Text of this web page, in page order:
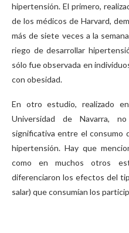
hipertensión. El primero,
de los médicos de Harvard,
más de siete veces a la
riego de desarrollar
sólo fue observada en
con obesidad.
En otro estudio, realizado
Universidad de Navarra,
significativa entre el consumo
hipertensión. Hay que
como en muchos otros
diferenciaron los efectos del
salar) que consumían los